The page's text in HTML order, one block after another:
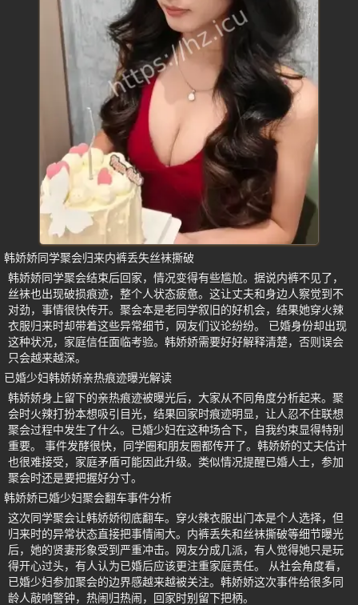
韩娇娇同学聚会归来内裤丢失丝袜撕破
韩娇娇同学聚会结束后回家，情况变得有些尴尬。据说内裤不见了，
丝袜也出现破损痕迹，整个人状态疲惫。这让丈夫和身边人察觉到不
对劲，事情很快传开。聚会本是老同学叙旧的好机会，结果她穿火辣
衣服归来时却带着这些异常细节，网友们议论纷纷。 已婚身份却出现
这种状况，家庭信任面临考验。韩娇娇需要好好解释清楚，否则误会
只会越来越深。
已婚少妇韩娇娇亲热痕迹曝光解读
韩娇娇身上留下的亲热痕迹被曝光后，大家从不同角度分析起来。聚
会时火辣打扮本想吸引目光，结果回家时痕迹明显，让人忍不住联想
聚会过程中发生了什么。已婚少妇在这种场合下，自我约束显得特别
重要。 事件发酵很快，同学圈和朋友圈都传开了。韩娇娇的丈夫估计
也很难接受，家庭矛盾可能因此升级。类似情况提醒已婚人士，参加
聚会时还是要把握好分寸。
韩娇娇已婚少妇聚会翻车事件分析
这次同学聚会让韩娇娇彻底翻车。穿火辣衣服出门本是个人选择，但
归来时的异常状态直接把事情闹大。内裤丢失和丝袜撕破等细节曝光
后，她的贤妻形象受到严重冲击。网友分成几派，有人觉得她只是玩
得开心过头，有人认为已婚后应该更注重家庭责任。 从社会角度看，
已婚少妇参加聚会的边界感越来越被关注。韩娇娇这次事件给很多同
龄人敲响警钟，热闹归热闹，回家时别留下把柄。